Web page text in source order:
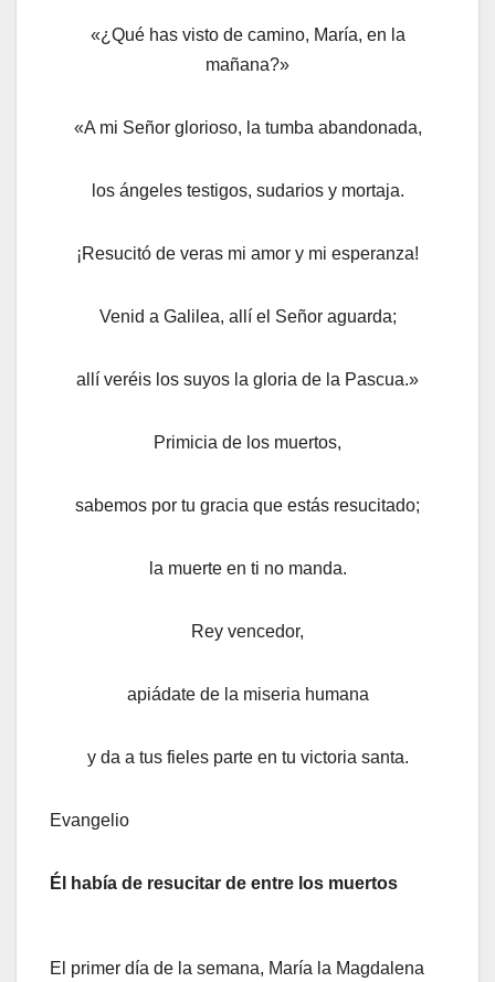
«¿Qué has visto de camino, María, en la
mañana?»
«A mi Señor glorioso, la tumba abandonada,
los ángeles testigos, sudarios y mortaja.
¡Resucitó de veras mi amor y mi esperanza!
Venid a Galilea, allí el Señor aguarda;
allí veréis los suyos la gloria de la Pascua.»
Primicia de los muertos,
sabemos por tu gracia que estás resucitado;
la muerte en ti no manda.
Rey vencedor,
apiádate de la miseria humana
y da a tus fieles parte en tu victoria santa.
Evangelio
Él había de resucitar de entre los muertos
El primer día de la semana, María la Magdalena